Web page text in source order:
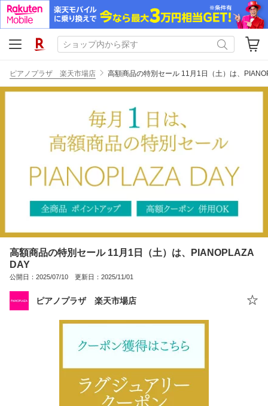
ピアノプラザ 楽天市場店 高額商品の特別セール 11月1日（土）は、
高額商品の特別セール 11月1日（土）は、PIANOPLAZA
DAY
公開日：2025/07/10 更新日：2025/11/01
ピアノプラザ 楽天市場店